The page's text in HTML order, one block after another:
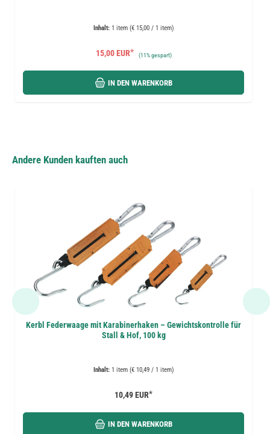
Inhalt: 1 item (€ 15,00 / 1 item)
15,00 EUR* (11%gespart)
IN DEN WARENKORB
Andere Kunden kauften auch
Kerbl Federwaage mit Karabinerhaken – Gewichtskontrolle für
Stall & Hof, 100 kg
Inhalt: 1 item (€ 10,49 / 1 item)
10,49 EUR*
IN DEN WARENKORB